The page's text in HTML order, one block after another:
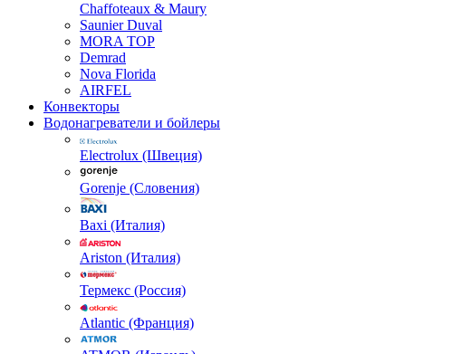
Chaffoteaux & Maury
Saunier Duval
MORA TOP
Demrad
Nova Florida
AIRFEL
Конвекторы
Водонагреватели и бойлеры
Electrolux (Швеция)
Gorenje (Словения)
Baxi (Италия)
Ariston (Италия)
Термекс (Россия)
Atlantic (Франция)